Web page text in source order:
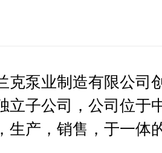
泵业制造有限公司
立子公司，公司位于
生产，销售，于一体